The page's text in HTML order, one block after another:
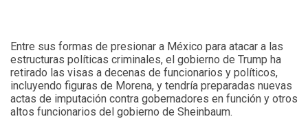
Entre sus formas de presionar a México para atacar a las
estructuras políticas criminales, el gobierno de Trump ha
retirado las visas a decenas de funcionarios y políticos,
incluyendo figuras de Morena, y tendría preparadas nuevas
actas de imputación contra gobernadores en función y otros
altos funcionarios del gobierno de Sheinbaum.